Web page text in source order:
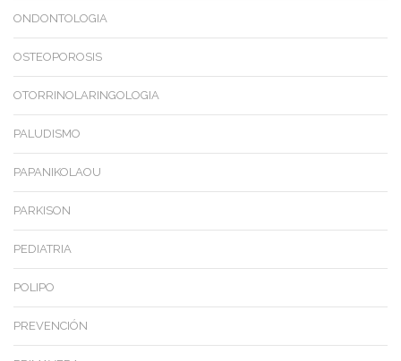
ONDONTOLOGIA
OSTEOPOROSIS
OTORRINOLARINGOLOGIA
PALUDISMO
PAPANIKOLAOU
PARKISON
PEDIATRIA
POLIPO
PREVENCIÓN